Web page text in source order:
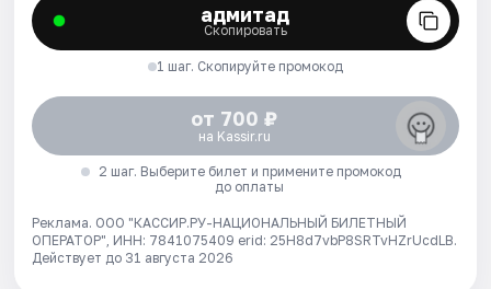
адмитад
Скопировать
1 шаг. Скопируйте промокод
от 700 ₽
на Kassir.ru
2 шаг. Выберите билет и примените промокод
до оплаты
Реклама. ООО "КАССИР.РУ-НАЦИОНАЛЬНЫЙ БИЛЕТНЫЙ
ОПЕРАТОР", ИНН: 7841075409 erid: 25H8d7vbP8SRTvHZrUcdLB.
Действует до 31 августа 2026